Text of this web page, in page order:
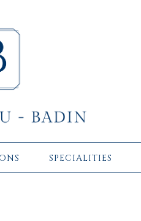
SPECIALITIES